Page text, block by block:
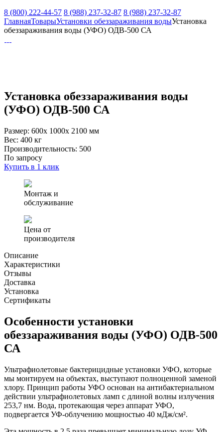
8 (800) 222-44-57 8 (988) 237-32-87 8 (988) 237-32-87
ГлавнаяТоварыУстановки обеззараживания водыУстановка
обеззараживания воды (УФО) ОДВ-500 СА
Установка обеззараживания воды
(УФО) ОДВ-500 СА
Размер: 600x 1000x 2100 мм
Вес: 400 кг
Производительность: 500
По запросу
Купить в 1 клик
Монтаж и
обслуживание
Цена от
производителя
Описание
Характеристики
Отзывы
Доставка
Установка
Сертификаты
Особенности установки
обеззараживания воды (УФО) ОДВ-500
СА
Ультрафиолетовые бактерицидные установки УФО, которые
мы монтируем на объектах, выступают полноценной заменой
хлору. Принцип работы УФО основан на антибактериальном
действии ультрафиолетовых ламп с длиной волны излучения
253,7 нм. Вода, протекающая через аппарат УФО,
подвергается УФ-облучению мощностью 40 мДж/cм².